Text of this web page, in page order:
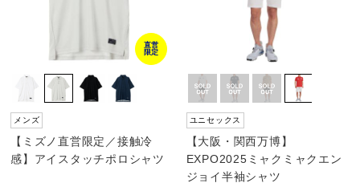
直営
限定
メンズ
【ミズノ直営限定／接触冷
感】アイスタッチポロシャツ
ユニセックス
【大阪・関西万博】
EXPO2025ミャクミャクエン
ジョイ半袖シャツ